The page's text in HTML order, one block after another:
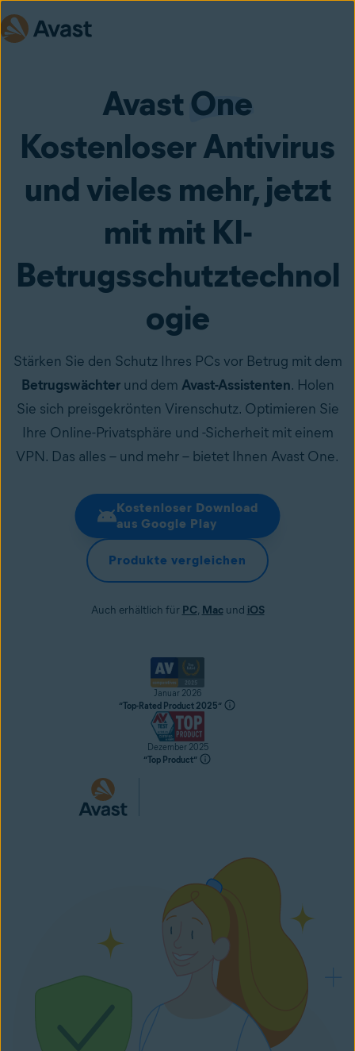
AvastOne
Kostenloser Antivirus
und vieles mehr, jetzt
mit mit KI-
Betrugsschutztechnol
ogie
Stärken Sie den Schutz Ihres PCs vor Betrug mit dem
Betrugswächterund dem Avast-Assistenten. Holen
Sie sich preisgekrönten Virenschutz. Optimieren Sie
Ihre Online-Privatsphäre und -Sicherheit mit einem
VPN. Das alles – und mehr – bietet Ihnen Avast One.
Kostenloser Download
aus Google Play
Produkte vergleichen
Auch erhältlich für PC, Macund iOS
Januar 2026
“Top-Rated Product 2025“
Dezember 2025
“Top Product“